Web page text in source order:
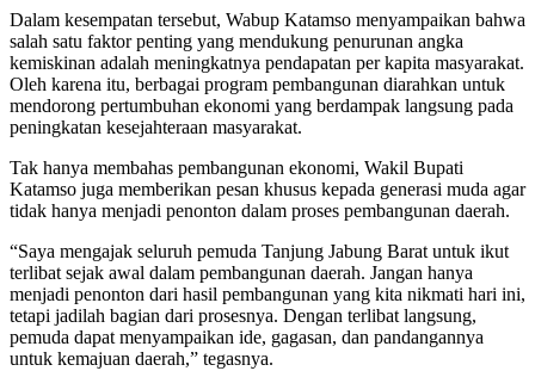
Dalam kesempatan tersebut, Wabup Katamso menyampaikan bahwa
salah satu faktor penting yang mendukung penurunan angka
kemiskinan adalah meningkatnya pendapatan per kapita masyarakat.
Oleh karena itu, berbagai program pembangunan diarahkan untuk
mendorong pertumbuhan ekonomi yang berdampak langsung pada
peningkatan kesejahteraan masyarakat.
Tak hanya membahas pembangunan ekonomi, Wakil Bupati
Katamso juga memberikan pesan khusus kepada generasi muda agar
tidak hanya menjadi penonton dalam proses pembangunan daerah.
“Saya mengajak seluruh pemuda Tanjung Jabung Barat untuk ikut
terlibat sejak awal dalam pembangunan daerah. Jangan hanya
menjadi penonton dari hasil pembangunan yang kita nikmati hari ini,
tetapi jadilah bagian dari prosesnya. Dengan terlibat langsung,
pemuda dapat menyampaikan ide, gagasan, dan pandangannya
untuk kemajuan daerah,” tegasnya.